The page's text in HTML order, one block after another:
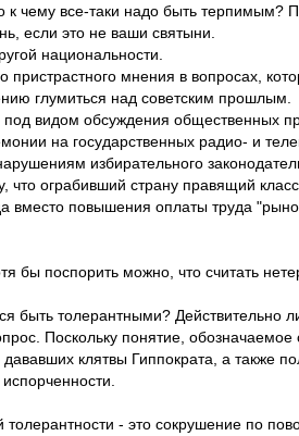
к чему все-таки надо быть терпимым?
если это не ваши святыни.
национальности.
пристрастного мнения в вопросах,
глумиться над советским прошлым.
под видом обсуждения общественных
на государственных радио- и
избирательного
что ограбивший страну правящий
вместо повышения оплаты труда
бы поспорить можно, что считать
быть толерантными? Действительно
Поскольку понятие,
клятвы Гиппократа, а также
толерантности - это сокрушение по